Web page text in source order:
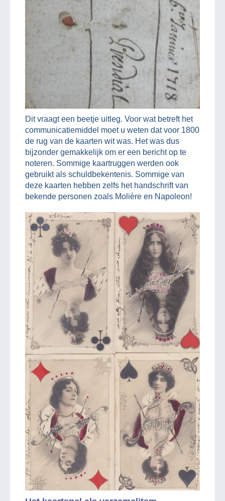
Dit vraagt een beetje uitleg. Voor wat betreft het
communicatiemiddel moet u weten dat voor 1800
de rug van de kaarten wit was. Het was dus
bijzonder gemakkelijk om er een bericht op te
noteren. Sommige kaartruggen werden ook
gebruikt als schuldbekentenis. Sommige van
deze kaarten hebben zelfs het handschrift van
bekende personen zoals Molière en Napoleon!